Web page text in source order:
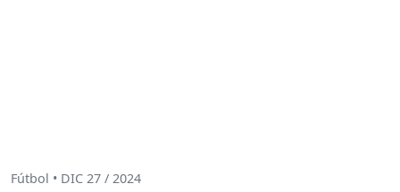
Fútbol • DIC 27 / 2024